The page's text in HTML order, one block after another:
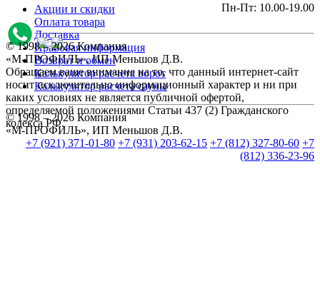
Акции и скидки
Оплата товара
Доставка
Правовая информация
Возврат и обмен
Калькулятор расчета ворот
Калькулятор расчета сауны
© 1998 – 2026 Компания
«М-ПРОФИЛЬ», ИП Меньшов Д.В.
+7 (921) 371-01-80 +7 (931) 203-62-15 +7 (812) 327-80-60 +7
(812) 336-23-96
Пн-Пт: 10.00-19.00
© 1998 – 2026 Компания
«М-ПРОФИЛЬ», ИП Меньшов Д.В.
Обращаем ваше внимание на то, что данный интернет-сайт
носит исключительно информационный характер и ни при
каких условиях не является публичной офертой,
определяемой положениями Статьи 437 (2) Гражданского
кодекса РФ.